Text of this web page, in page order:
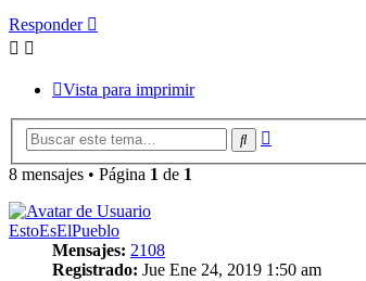
Responder
Vista para imprimir
Buscar
8 mensajes • Página 1 de 1
EstoEsElPueblo
Mensajes: 2108
Registrado: Jue Ene 24, 2019 1:50 am